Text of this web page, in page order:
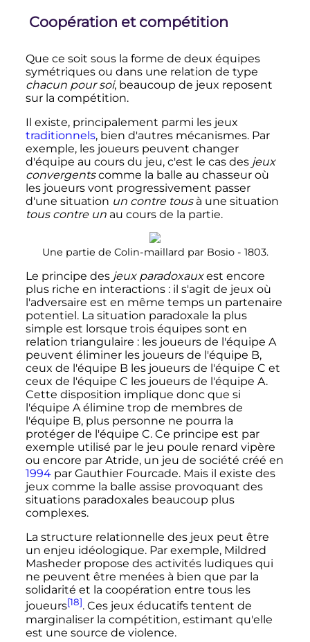
Coopération et compétition
Que ce soit sous la forme de deux équipes
symétriques ou dans une relation de type
chacun pour soi, beaucoup de jeux reposent
sur la compétition.
Il existe, principalement parmi les jeux
traditionnels, bien d'autres mécanismes. Par
exemple, les joueurs peuvent changer
d'équipe au cours du jeu, c'est le cas des jeux
convergentscomme la balle au chasseur où
les joueurs vont progressivement passer
d'une situation un contre tousà une situation
tous contre unau cours de la partie.
Une partie de Colin-maillard par Bosio - 1803.
Le principe des jeux paradoxauxest encore
plus riche en interactions : il s'agit de jeux où
l'adversaire est en même temps un partenaire
potentiel. La situation paradoxale la plus
simple est lorsque trois équipes sont en
relation triangulaire : les joueurs de l'équipe A
peuvent éliminer les joueurs de l'équipe B,
ceux de l'équipe B les joueurs de l'équipe C et
ceux de l'équipe C les joueurs de l'équipe A.
Cette disposition implique donc que si
l'équipe A élimine trop de membres de
l'équipe B, plus personne ne pourra la
protéger de l'équipe C. Ce principe est par
exemple utilisé par le jeu poule renard vipère
ou encore par Atride, un jeu de société créé en
1994par Gauthier Fourcade. Mais il existe des
jeux comme la balle assise provoquant des
situations paradoxales beaucoup plus
complexes.
La structure relationnelle des jeux peut être
un enjeu idéologique. Par exemple, Mildred
Masheder propose des activités ludiques qui
ne peuvent être menées à bien que par la
solidarité et la coopération entre tous les
joueurs[18]. Ces jeux éducatifs tentent de
marginaliser la compétition, estimant qu'elle
est une source de violence.